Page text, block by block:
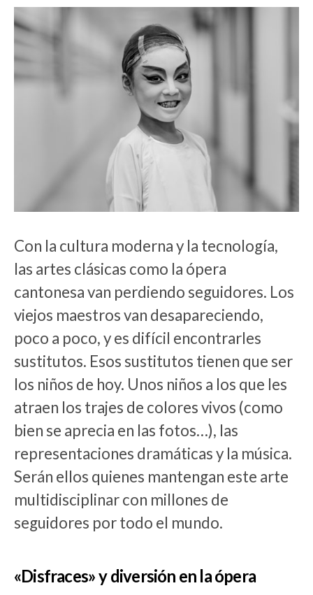
Con la cultura moderna y la tecnología,
las artes clásicas como la ópera
cantonesa van perdiendo seguidores. Los
viejos maestros van desapareciendo,
poco a poco, y es difícil encontrarles
sustitutos. Esos sustitutos tienen que ser
los niños de hoy. Unos niños a los que les
atraen los trajes de colores vivos (como
bien se aprecia en las fotos…), las
representaciones dramáticas y la música.
Serán ellos quienes mantengan este arte
multidisciplinar con millones de
seguidores por todo el mundo.
«Disfraces» y diversión en la ópera